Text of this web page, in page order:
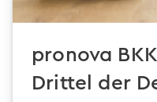
pronova
Drittel der